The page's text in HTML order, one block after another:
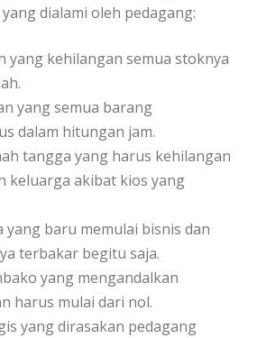
dialami oleh pedagang:
yang kehilangan semua stoknya
yang semua barang
dalam hitungan jam.
tangga yang harus kehilangan
keluarga akibat kios yang
yang baru memulai bisnis dan
terbakar begitu saja.
yang mengandalkan
harus mulai dari nol.
yang dirasakan pedagang